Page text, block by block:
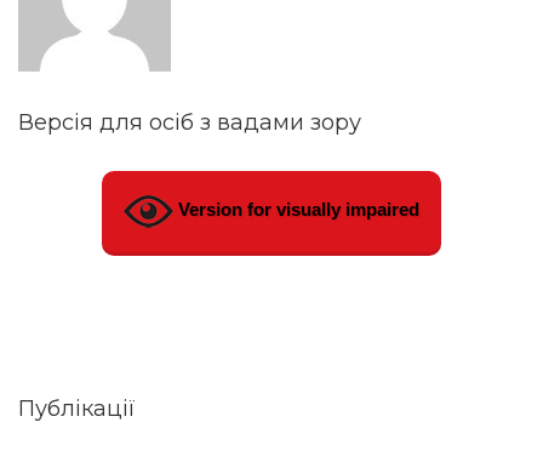
Версія для осіб з вадами зору
Version for visually impaired
Публікації